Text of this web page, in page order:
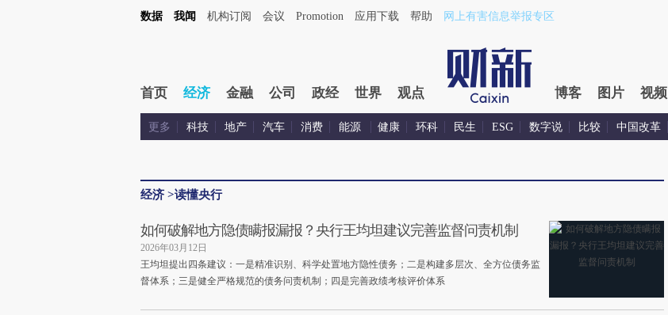
数据 我闻 机构订阅 会议 Promotion 应用下载 帮助 网上有害信息举报专区
首页 经济 金融 公司 政经 世界 观点 博客 图片 视频
更多 科技 地产 汽车 消费 能源 健康 环科 民生 ESG 数字说 比较 中国改革
经济 >读懂央行
如何破解地方隐债瞒报漏报？央行王均坦建议完善监督问责机制
2026年03月12日
王均坦提出四条建议：一是精准识别、科学处置地方隐性债务；二是构建多层次、全方位债务监
督体系；三是健全严格规范的债务问责机制；四是完善政绩考核评价体系